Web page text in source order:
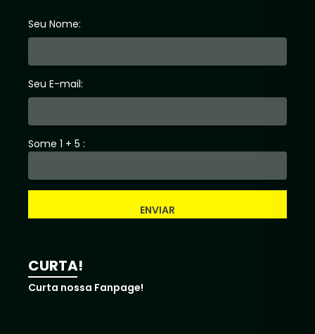
Seu Nome:
Seu E-mail:
Some 1 + 5 :
ENVIAR
CURTA!
Curta nossa Fanpage!